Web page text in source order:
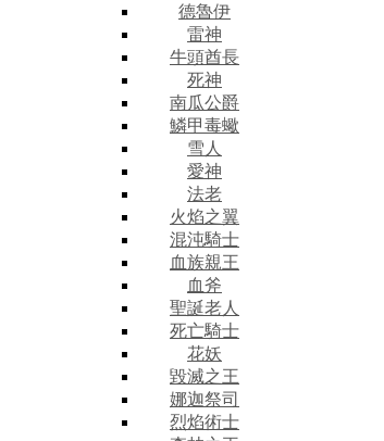
德魯伊
雷神
牛頭酋長
死神
南瓜公爵
鱗甲毒蠍
雪人
愛神
法老
火焰之翼
混沌騎士
血族親王
血斧
聖誕老人
死亡騎士
花妖
毀滅之王
娜迦祭司
烈焰術士